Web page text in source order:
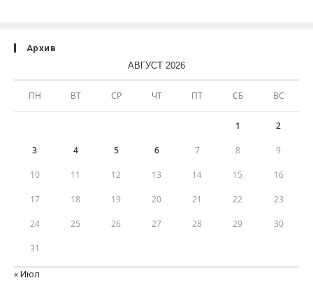
Архив
АВГУСТ 2026
ПН ВТ СР ЧТ ПТ СБ ВС
1 2
3 4 5 6 7 8 9
10 11 12 13 14 15 16
17 18 19 20 21 22 23
24 25 26 27 28 29 30
31
« Июл